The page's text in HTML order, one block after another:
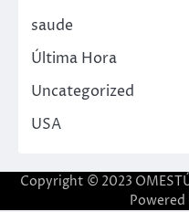
saude
Última Hora
Uncategorized
USA
Copyright © 2023
Powered